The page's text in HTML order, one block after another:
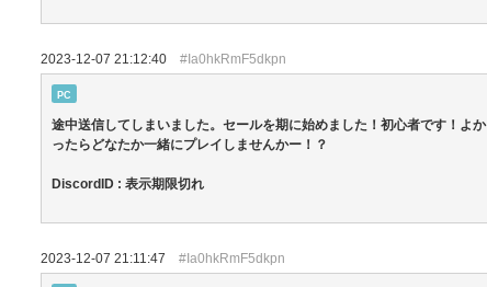
2023-12-07 21:12:40 #Ia0hkRmF5dkpn
PC
途中送信してしまいました。セールを期に始めました！初心者です！よか
ったらどなたか一緒にプレイしませんかー！？
DiscordID : 表示期限切れ
2023-12-07 21:11:47 #Ia0hkRmF5dkpn